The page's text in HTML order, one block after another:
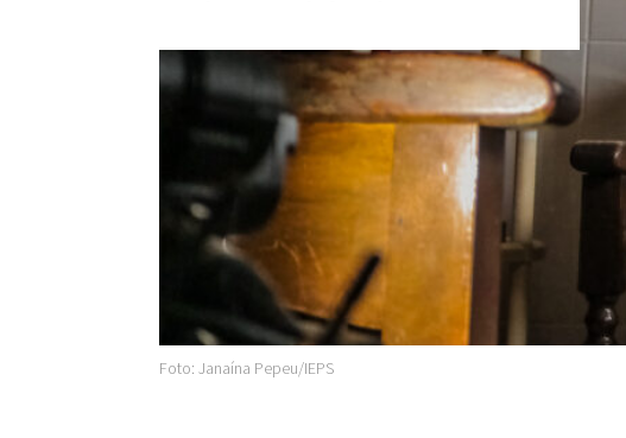
Foto: Janaína Pepeu/IEPS